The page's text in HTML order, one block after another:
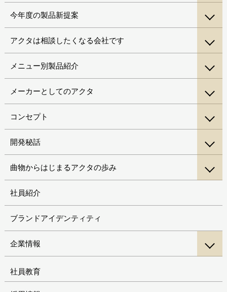
今年度の製品新提案
アクタは相談したくなる会社です
メニュー別製品紹介
メーカーとしてのアクタ
コンセプト
開発秘話
曲物からはじまるアクタの歩み
社員紹介
ブランドアイデンティティ
企業情報
社員教育